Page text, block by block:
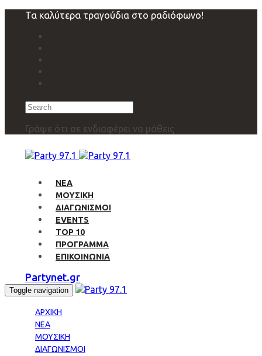
navigation
Τα καλύτερα τραγούδια στο ραδιόφωνο!
Search
Γράψε ότι σε ενδιαφέρει να μάθεις
ΝΕΑ
ΜΟΥΣΙΚΗ
ΔΙΑΓΩΝΙΣΜΟΙ
EVENTS
TOP 10
ΠΡΟΓΡΑΜΜΑ
ΕΠΙΚΟΙΝΩΝΙΑ
Partynet.gr
Toggle navigation
ΑΡΧΙΚΗ
ΝΕΑ
ΜΟΥΣΙΚΗ
ΔΙΑΓΩΝΙΣΜΟΙ